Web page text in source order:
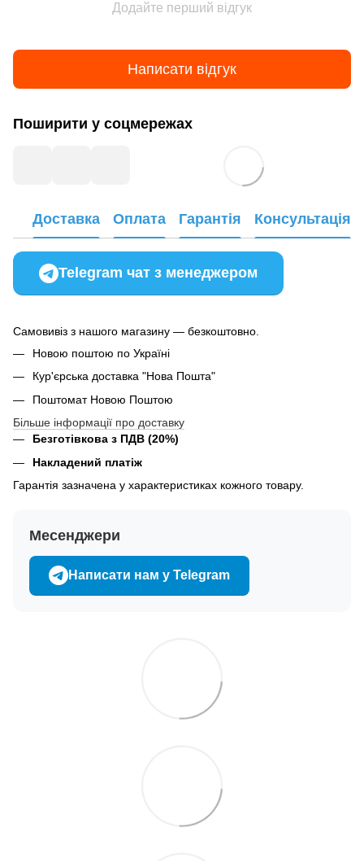
Додайте перший відгук
Написати відгук
Поширити у соцмережах
Доставка Оплата Гарантія Консультація
Telegram чат з менеджером
Самовивіз з нашого магазину — безкоштовно.
Новою поштою по Україні
Кур'єрська доставка "Нова Пошта"
Поштомат Новою Поштою
Більше інформації про доставку
Безготівкова з ПДВ (20%)
Накладений платіж
Гарантія зазначена у характеристиках кожного товару.
Месенджери
Написати нам у Telegram